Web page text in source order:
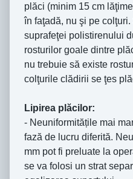
plăci (minim 15 cm
în faţadă, nu şi pe
suprafeţei polistirenului
rosturilor goale dintre
nu trebuie să existe
colţurile clădirii se ţes
Lipirea plăcilor:
- Neuniformitățile mai
fază de lucru diferită.
mm pot fi preluate la
se va folosi un strat